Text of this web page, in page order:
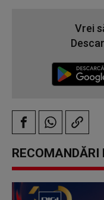
Vrei
RECOMANDĂRI